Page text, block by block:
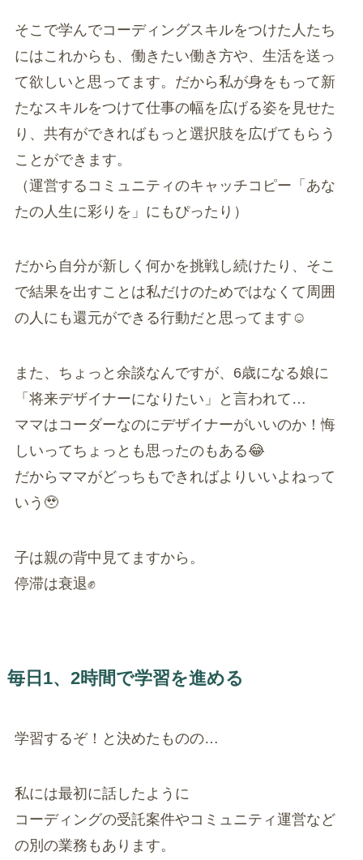
そこで学んでコーディングスキルをつけた人たち
にはこれからも、働きたい働き方や、生活を送っ
て欲しいと思ってます。だから私が身をもって新
たなスキルをつけて仕事の幅を広げる姿を見せた
り、共有ができればもっと選択肢を広げてもらう
ことができます。
（運営するコミュニティのキャッチコピー「あな
たの人生に彩りを」にもぴったり）
だから自分が新しく何かを挑戦し続けたり、そこ
で結果を出すことは私だけのためではなくて周囲
の人にも還元ができる行動だと思ってます☺️
また、ちょっと余談なんですが、6歳になる娘に
「将来デザイナーになりたい」と言われて…
ママはコーダーなのにデザイナーがいいのか！悔
しいってちょっとも思ったのもある😂
だからママがどっちもできればよりいいよねって
いう🥹
子は親の背中見てますから。
停滞は衰退✊
毎日1、2時間で学習を進める
学習するぞ！と決めたものの…
私には最初に話したように
コーディングの受託案件やコミュニティ運営など
の別の業務もあります。